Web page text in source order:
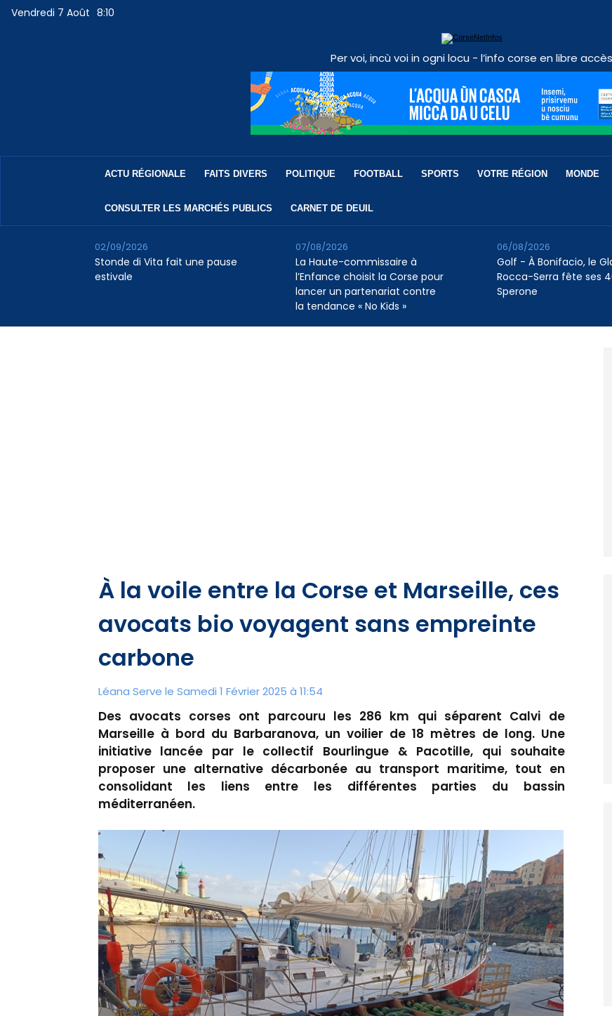
Vendredi 7 Août 8:10
Per voi, incù voi in ogni locu - l’info corse en libre accès
ACTU RÉGIONALE FAITS DIVERS POLITIQUE FOOTBALL SPORTS VOTRE RÉGION MONDE
CONSULTER LES MARCHÉS PUBLICS CARNET DE DEUIL
Stonde di Vita fait une pause
estivale
02/09/2026
La Haute-commissaire à
l’Enfance choisit la Corse pour
lancer un partenariat contre
la tendance « No Kids »
07/08/2026
Golf - À Bonifacio, le
Rocca-Serra fête ses
Sperone
06/08/2026
À la voile entre la Corse et Marseille, ces
avocats bio voyagent sans empreinte
carbone
Léana Serve le Samedi 1 Février 2025 à 11:54
Des avocats corses ont parcouru les 286 km qui séparent Calvi de
Marseille à bord du Barbaranova, un voilier de 18 mètres de long. Une
initiative lancée par le collectif Bourlingue & Pacotille, qui souhaite
proposer une alternative décarbonée au transport maritime, tout en
consolidant les liens entre les différentes parties du bassin
méditerranéen.